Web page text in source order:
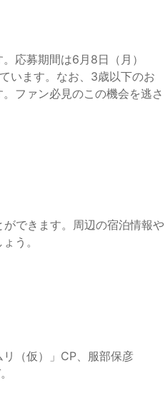
応募期間は6月8日（月）
います。なお、3歳以下のお
ファン必見のこの機会を逃さ
できます。周辺の宿泊情報や
う。
（仮）」CP、服部保彦